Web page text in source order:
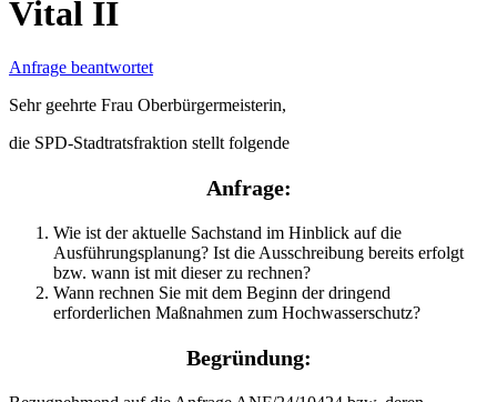
Vital II
Anfrage beantwortet
Sehr geehrte Frau Oberbürgermeisterin,
die SPD-Stadtratsfraktion stellt folgende
Anfrage:
Wie ist der aktuelle Sachstand im Hinblick auf die
Ausführungsplanung? Ist die Ausschreibung bereits erfolgt
bzw. wann ist mit dieser zu rechnen?
Wann rechnen Sie mit dem Beginn der dringend
erforderlichen Maßnahmen zum Hochwasserschutz?
Begründung: